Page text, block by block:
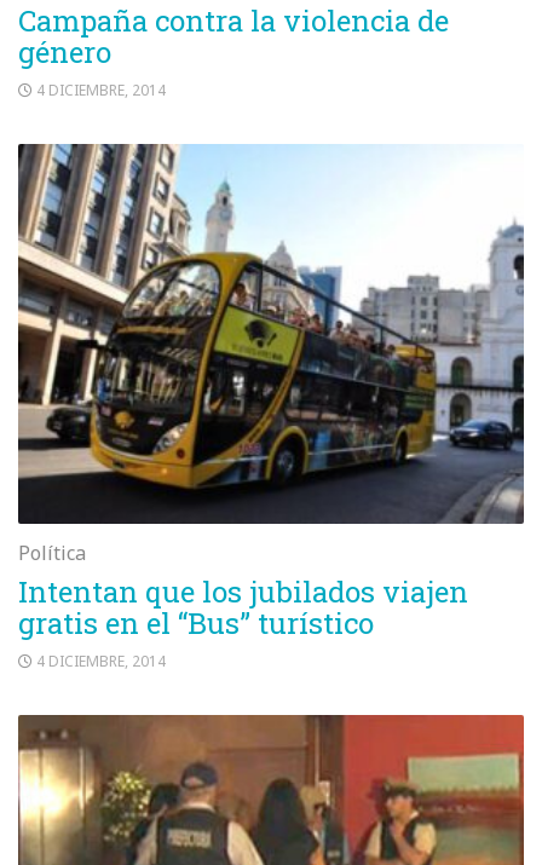
Campaña contra la violencia de
género
4 DICIEMBRE, 2014
Política
Intentan que los jubilados viajen
gratis en el “Bus” turístico
4 DICIEMBRE, 2014